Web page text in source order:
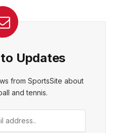
Updates
from SportsSite about
and tennis.